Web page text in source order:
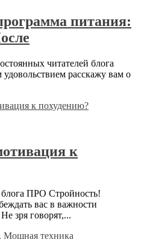
питания:
читателей блога
расскажу вам о
к
блога ПРО Стройность!
вас в важности
зря говорят,...